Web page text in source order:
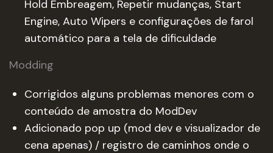
Hold Embreagem, Repetir mudanças, Start
Engine, Auto Wipers e configurações de farol
automático para a tela de dificuldade
Modding
Corrigidos alguns problemas menores com o
conteúdo de amostra do ModDev
Adicionado pop up (mod dev e visualizador de
cena apenas) / registro de caminhos onde o